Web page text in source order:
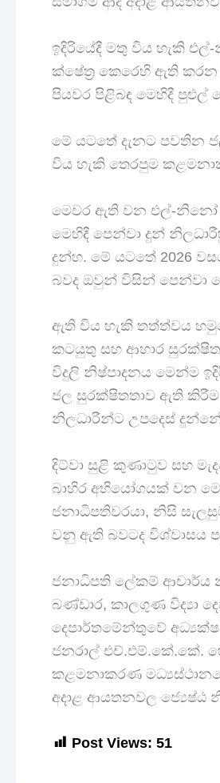
ඉදිරියේදී මතු විය හැකි
ක්ෂේත්‍ර කෙරෙහි ඇති
පියවර පිළිබඳ මෙහිදී පුළුල්
මේ යටතේ දැනට පවතින
විය හැකි තෙරපුම
මෙවර ඇති වන එල්-නිනෝ
මෙහිදී පෙන්වා දුන්
දුන්හ. මේ යටතේ 2026
බවද ඔවුන් විසින් පෙන්වා
ඇති විය හැකි තත්ත්වය
කටයුතු සහ ආහාර
විදුලි නිෂ්පාදනය මෙන්ම
ජල සුරක්ෂිතතාව ඇති කිරීම
නිලධාරීන්ට උපදෙස්
දිට්වා සුළි කුණාටුව සහ
බාහිර අභියෝගයක් වන
ජනාධිපතිවරයා, නිසි
වනු ඇති බවටද විශ්වාසය
ජනාධිපති ලේකම්
බණ්ඩාර, කාලගුණ විද්‍යා
දෙපාර්තමේන්තුවේ
ජනරාල් එච්.එම්.කේ.කේ.
කළමනාකරණ
අදාළ ආයතනවල ජ්‍යෙෂ්ඨ
Post Views: 51